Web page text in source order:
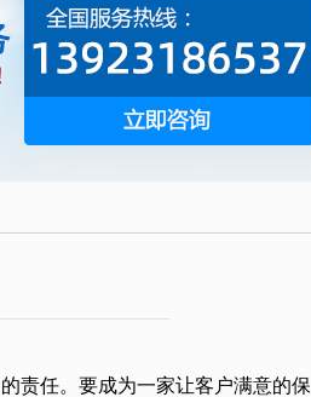
责任。要成为一家让客户满意的保